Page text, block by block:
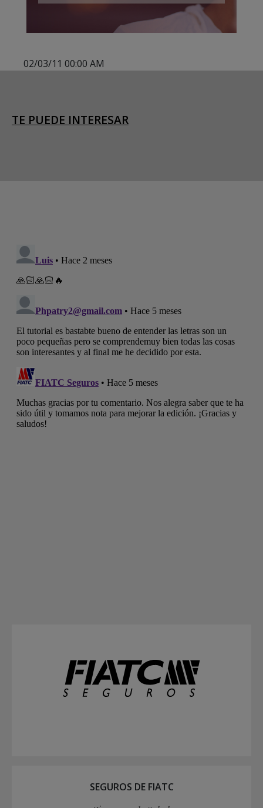
02/03/11 00:00 AM
TE PUEDE INTERESAR
SEGUROS DE FIATC